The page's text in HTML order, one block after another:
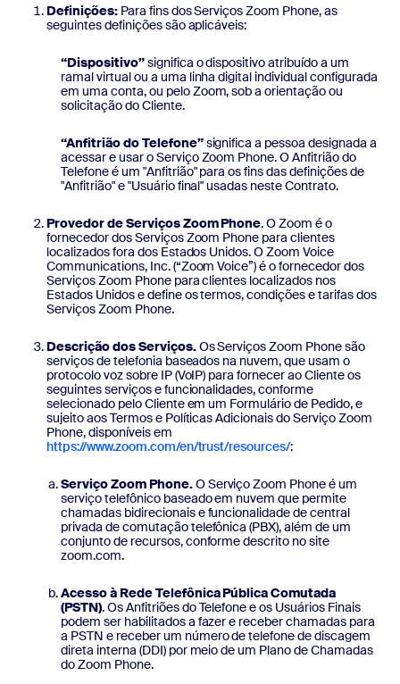
Definições:Para fins dos Serviços Zoom Phone, as
seguintes definições são aplicáveis:
“Dispositivo”significa o dispositivo atribuído a um
ramal virtual ou a uma linha digital individual configurada
em uma conta, ou pelo Zoom, sob a orientação ou
solicitação do Cliente.
“Anfitrião do Telefone”significa a pessoa designada a
acessar e usar o Serviço Zoom Phone. O Anfitrião do
Telefone é um "Anfitrião" para os fins das definições de
"Anfitrião" e "Usuário final" usadas neste Contrato.
Provedor de Serviços Zoom Phone. O Zoom é o
fornecedor dos Serviços Zoom Phone para clientes
localizados fora dos Estados Unidos. O Zoom Voice
Communications, Inc. (“Zoom Voice”) é o fornecedor dos
Serviços Zoom Phone para clientes localizados nos
Estados Unidos e define os termos, condições e tarifas dos
Serviços Zoom Phone.
Descrição dos Serviços.Os Serviços Zoom Phone são
serviços de telefonia baseados na nuvem, que usam o
protocolo voz sobre IP (VoIP) para fornecer ao Cliente os
seguintes serviços e funcionalidades, conforme
selecionado pelo Cliente em um Formulário de Pedido, e
sujeito aos Termos e Políticas Adicionais do Serviço Zoom
Phone, disponíveis em
https://www.zoom.com/en/trust/resources/:
Serviço Zoom Phone.O Serviço Zoom Phone é um
serviço telefônico baseado em nuvem que permite
chamadas bidirecionais e funcionalidade de central
privada de comutação telefônica (PBX), além de um
conjunto de recursos, conforme descrito no site
zoom.com.
Acesso à Rede Telefônica Pública Comutada
(PSTN). Os Anfitriões do Telefone e os Usuários Finais
podem ser habilitados a fazer e receber chamadas para
a PSTN e receber um número de telefone de discagem
direta interna (DDI) por meio de um Plano de Chamadas
do Zoom Phone.